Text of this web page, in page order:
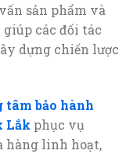
sản phẩm và
các đối tác
dựng chiến lược
tâm bảo hành
Lắk phục vụ
hàng linh hoạt,